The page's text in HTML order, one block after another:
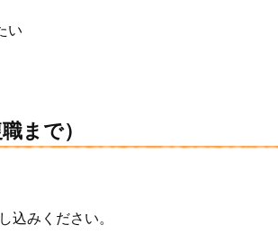
い
まで）
込みください。